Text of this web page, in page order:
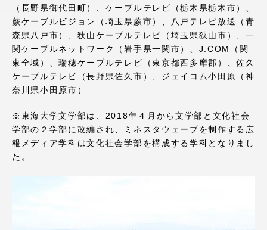
（長野県御代田町）、ケーブルテレビ（栃木県栃木市）、
蕨ケーブルビジョン（埼玉県蕨市）、八戸テレビ放送（青
森県八戸市）、狭山ケーブルテレビ（埼玉県狭山市）、一
関ケーブルネットワーク（岩手県一関市）、J:COM（関
東全域）、瑞穂ケーブルテレビ（東京都西多摩郡）、佐久
ケーブルテレビ（長野県佐久市）、ジェイコム小田原（神
奈川県小田原市）
※東海大学文学部は、2018年４月から文学部と文化社会
学部の２学部に改編され、ミネスタウェーブを制作する広
報メディア学科は文化社会学部を構成する学科となりまし
た。
品川キャンパス 湘南キャンパス
伊勢原キャンパス 静岡キャンパス
熊本キャンパス
阿蘇くまもと
札幌キャンパス